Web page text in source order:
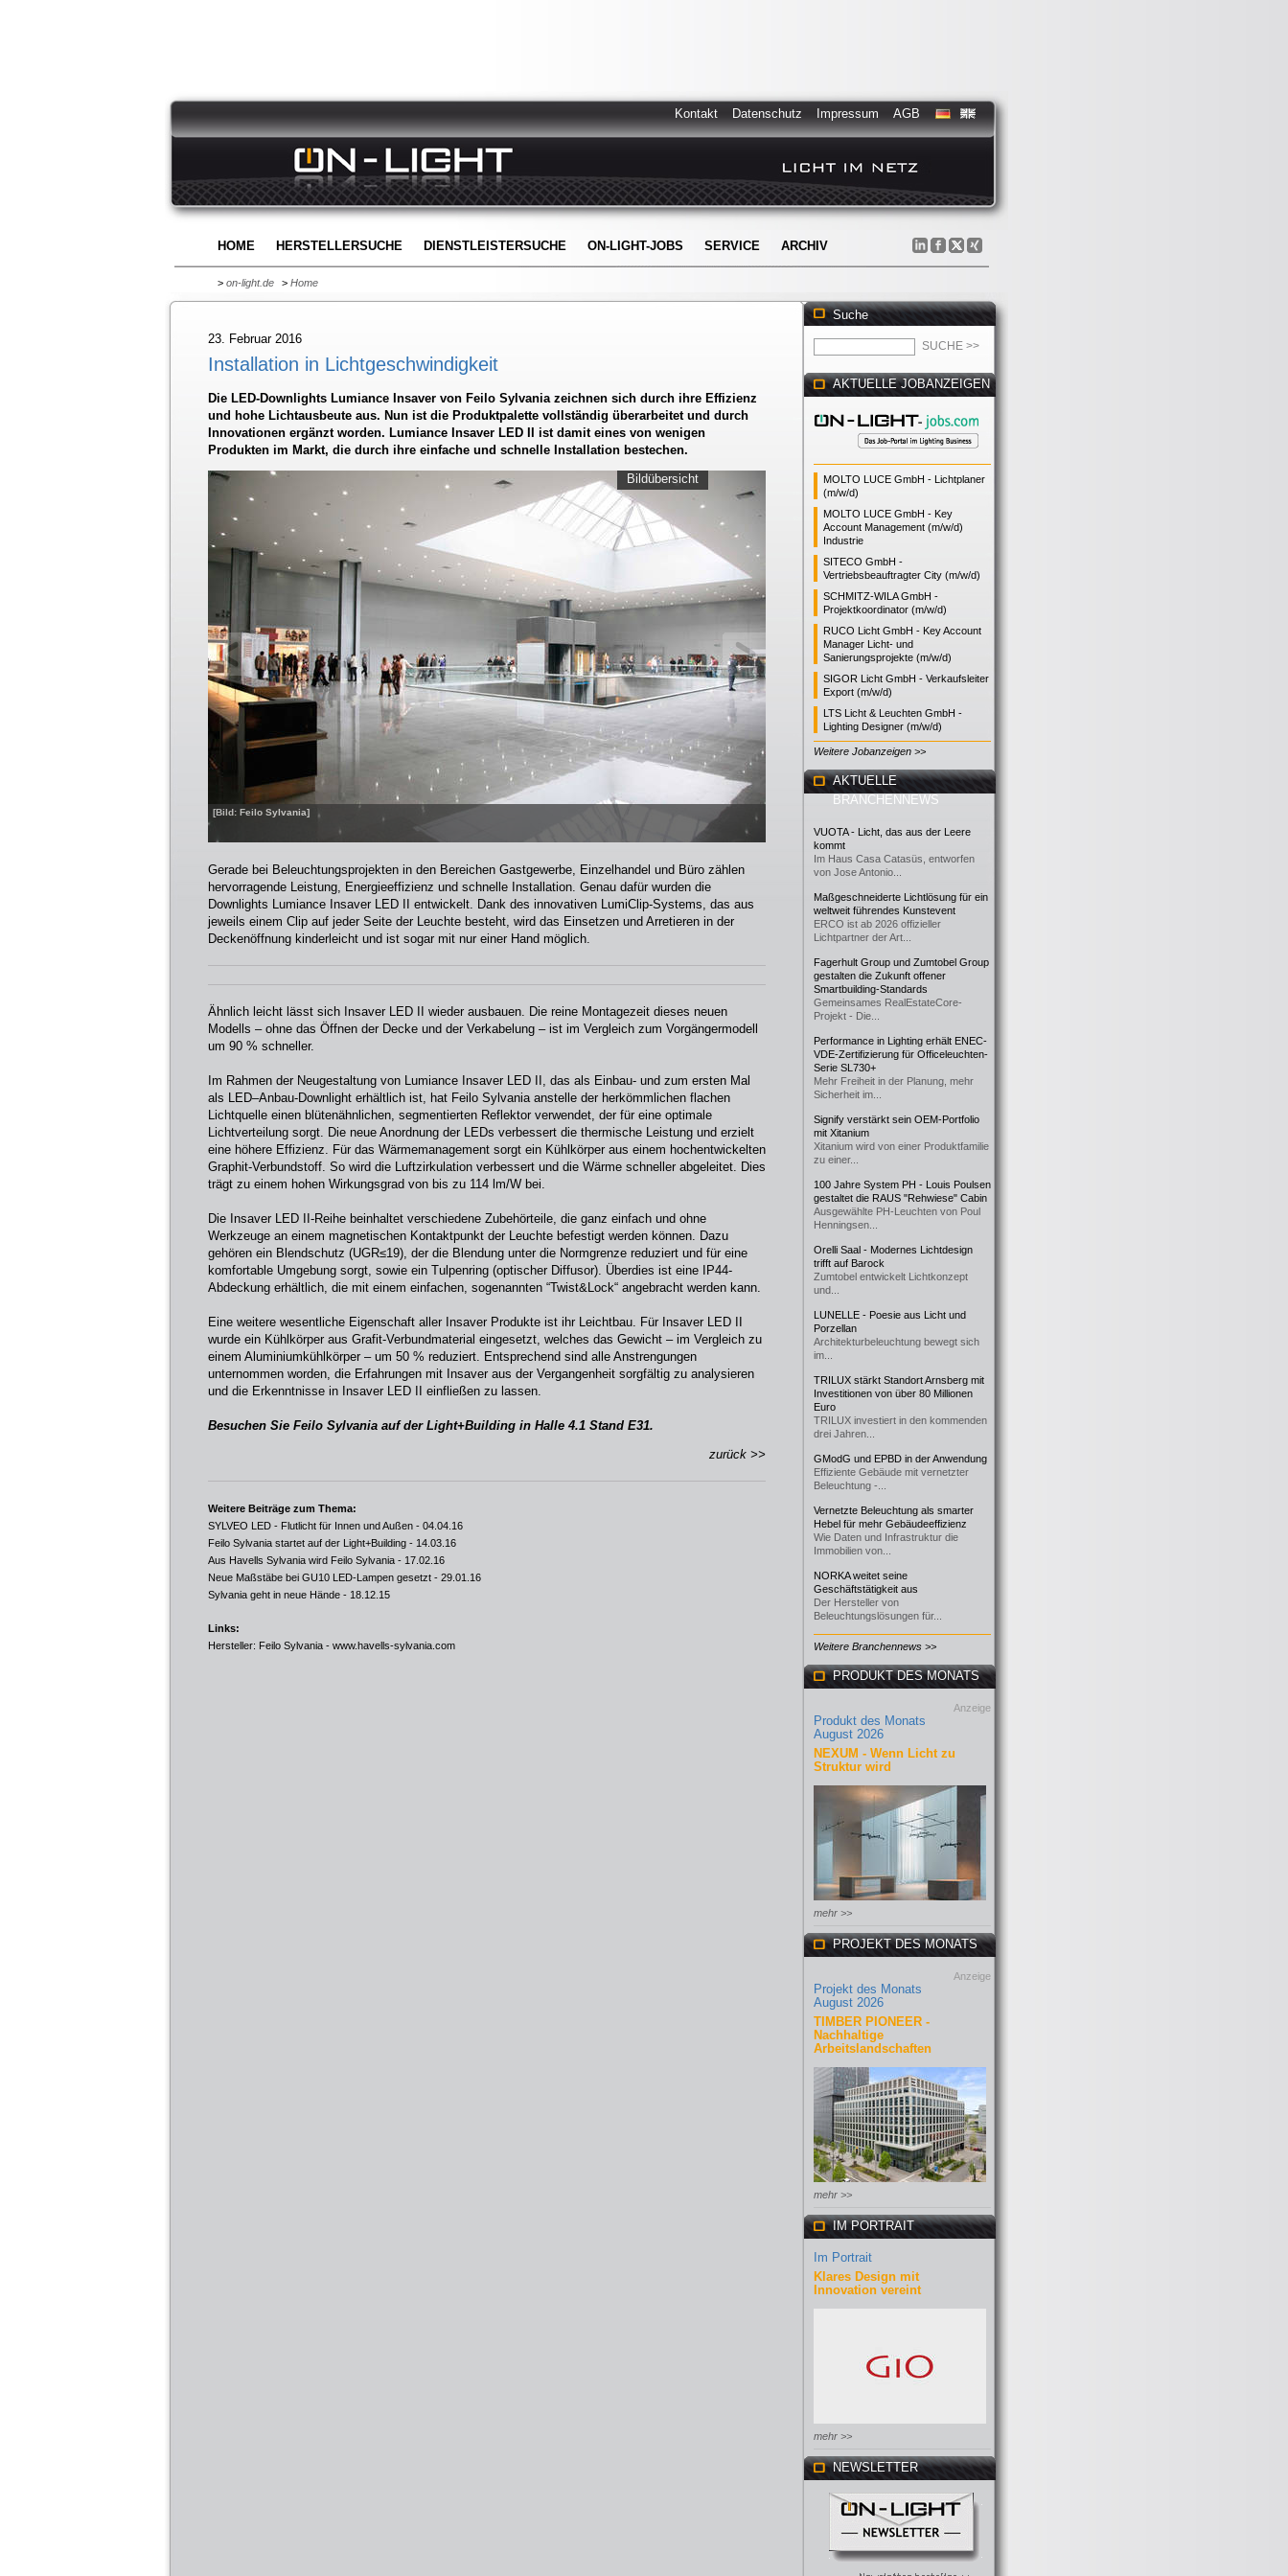
Kontakt Datenschutz Impressum AGB
HOME HERSTELLERSUCHE DIENSTLEISTERSUCHE ON-LIGHT-JOBS SERVICE ARCHIV
> on-light.de > Home
23. Februar 2016
Installation in Lichtgeschwindigkeit
Die LED-Downlights Lumiance Insaver von Feilo Sylvania zeichnen sich durch ihre Effizienz
und hohe Lichtausbeute aus. Nun ist die Produktpalette vollständig überarbeitet und durch
Innovationen ergänzt worden. Lumiance Insaver LED II ist damit eines von wenigen
Produkten im Markt, die durch ihre einfache und schnelle Installation bestechen.
[Bild: Feilo Sylvania]
Bildübersicht
Gerade bei Beleuchtungsprojekten in den Bereichen Gastgewerbe, Einzelhandel und Büro zählen
hervorragende Leistung, Energieeffizienz und schnelle Installation. Genau dafür wurden die
Downlights Lumiance Insaver LED II entwickelt. Dank des innovativen LumiClip-Systems, das aus
jeweils einem Clip auf jeder Seite der Leuchte besteht, wird das Einsetzen und Arretieren in der
Deckenöffnung kinderleicht und ist sogar mit nur einer Hand möglich.
Ähnlich leicht lässt sich Insaver LED II wieder ausbauen. Die reine Montagezeit dieses neuen
Modells – ohne das Öffnen der Decke und der Verkabelung – ist im Vergleich zum Vorgängermodell
um 90 % schneller.
Im Rahmen der Neugestaltung von Lumiance Insaver LED II, das als Einbau- und zum ersten Mal
als LED–Anbau-Downlight erhältlich ist, hat Feilo Sylvania anstelle der herkömmlichen flachen
Lichtquelle einen blütenähnlichen, segmentierten Reflektor verwendet, der für eine optimale
Lichtverteilung sorgt. Die neue Anordnung der LEDs verbessert die thermische Leistung und erzielt
eine höhere Effizienz. Für das Wärmemanagement sorgt ein Kühlkörper aus einem hochentwickelten
Graphit-Verbundstoff. So wird die Luftzirkulation verbessert und die Wärme schneller abgeleitet. Dies
trägt zu einem hohen Wirkungsgrad von bis zu 114 lm/W bei.
Die Insaver LED II-Reihe beinhaltet verschiedene Zubehörteile, die ganz einfach und ohne
Werkzeuge an einem magnetischen Kontaktpunkt der Leuchte befestigt werden können. Dazu
gehören ein Blendschutz (UGR≤19), der die Blendung unter die Normgrenze reduziert und für eine
komfortable Umgebung sorgt, sowie ein Tulpenring (optischer Diffusor). Überdies ist eine IP44-
Abdeckung erhältlich, die mit einem einfachen, sogenannten “Twist&Lock“ angebracht werden kann.
Eine weitere wesentliche Eigenschaft aller Insaver Produkte ist ihr Leichtbau. Für Insaver LED II
wurde ein Kühlkörper aus Grafit-Verbundmaterial eingesetzt, welches das Gewicht – im Vergleich zu
einem Aluminiumkühlkörper – um 50 % reduziert. Entsprechend sind alle Anstrengungen
unternommen worden, die Erfahrungen mit Insaver aus der Vergangenheit sorgfältig zu analysieren
und die Erkenntnisse in Insaver LED II einfließen zu lassen.
Besuchen Sie Feilo Sylvania auf der Light+Building in Halle 4.1 Stand E31.
zurück >>
Weitere Beiträge zum Thema:
SYLVEO LED - Flutlicht für Innen und Außen - 04.04.16
Feilo Sylvania startet auf der Light+Building - 14.03.16
Aus Havells Sylvania wird Feilo Sylvania - 17.02.16
Neue Maßstäbe bei GU10 LED-Lampen gesetzt - 29.01.16
Sylvania geht in neue Hände - 18.12.15
Links:
Hersteller: Feilo Sylvania - www.havells-sylvania.com
Suche
AKTUELLE JOBANZEIGEN
MOLTO LUCE GmbH - Lichtplaner
(m/w/d)
MOLTO LUCE GmbH - Key
Account Management (m/w/d)
Industrie
SITECO GmbH -
Vertriebsbeauftragter City (m/w/d)
SCHMITZ-WILA GmbH -
Projektkoordinator (m/w/d)
RUCO Licht GmbH - Key Account
Manager Licht- und
Sanierungsprojekte (m/w/d)
SIGOR Licht GmbH - Verkaufsleiter
Export (m/w/d)
LTS Licht & Leuchten GmbH -
Lighting Designer (m/w/d)
Weitere Jobanzeigen >>
AKTUELLE
BRANCHENNEWS
VUOTA - Licht, das aus der Leere
kommt
Im Haus Casa Catasüs, entworfen
von Jose Antonio...
Maßgeschneiderte Lichtlösung für ein
weltweit führendes Kunstevent
ERCO ist ab 2026 offizieller
Lichtpartner der Art...
Fagerhult Group und Zumtobel Group
gestalten die Zukunft offener
Smartbuilding-Standards
Gemeinsames RealEstateCore-
Projekt - Die...
Performance in Lighting erhält ENEC-
VDE-Zertifizierung für Officeleuchten-
Serie SL730+
Mehr Freiheit in der Planung, mehr
Sicherheit im...
Signify verstärkt sein OEM-Portfolio
mit Xitanium
Xitanium wird von einer Produktfamilie
zu einer...
100 Jahre System PH - Louis Poulsen
gestaltet die RAUS "Rehwiese" Cabin
Ausgewählte PH-Leuchten von Poul
Henningsen...
Orelli Saal - Modernes Lichtdesign
trifft auf Barock
Zumtobel entwickelt Lichtkonzept
und...
LUNELLE - Poesie aus Licht und
Porzellan
Architekturbeleuchtung bewegt sich
im...
TRILUX stärkt Standort Arnsberg mit
Investitionen von über 80 Millionen
Euro
TRILUX investiert in den kommenden
drei Jahren...
GModG und EPBD in der Anwendung
Effiziente Gebäude mit vernetzter
Beleuchtung -...
Vernetzte Beleuchtung als smarter
Hebel für mehr Gebäudeeffizienz
Wie Daten und Infrastruktur die
Immobilien von...
NORKA weitet seine
Geschäftstätigkeit aus
Der Hersteller von
Beleuchtungslösungen für...
Weitere Branchennews >>
PRODUKT DES MONATS
Anzeige
Produkt des Monats
August 2026
NEXUM - Wenn Licht zu
Struktur wird
mehr >>
PROJEKT DES MONATS
Anzeige
Projekt des Monats
August 2026
TIMBER PIONEER -
Nachhaltige
Arbeitslandschaften
mehr >>
IM PORTRAIT
Im Portrait
Klares Design mit
Innovation vereint
mehr >>
NEWSLETTER